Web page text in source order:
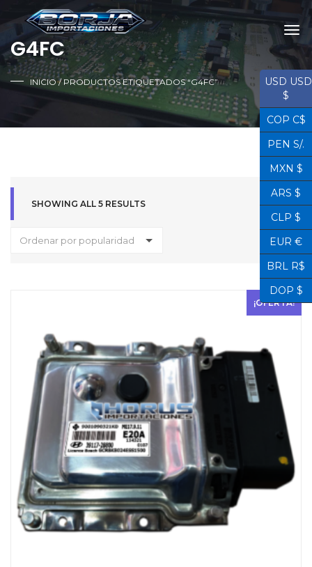
G4FC
INICIO/ PRODUCTOS ETIQUETADOS “G4FC”
SHOWING ALL 5 RESULTS
Ordenar por popularidad
¡OFERTA!
USD USD
$
COP C$
PEN S/.
MXN $
ARS $
CLP $
EUR €
BRL R$
DOP $